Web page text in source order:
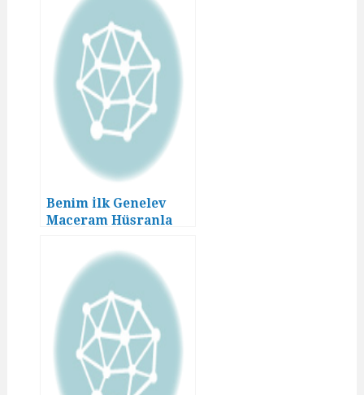
Benim İlk Genelev
Maceram Hüsranla